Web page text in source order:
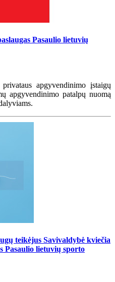
Pasaulio lietuvių
apgyvendinimo įstaigų
apgyvendinimo patalpų nuomą
teikėjus Savivaldybė kviečia
Pasaulio lietuvių sporto